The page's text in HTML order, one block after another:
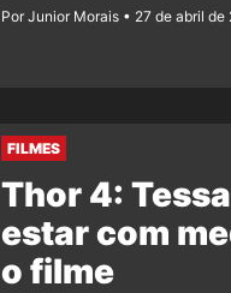
Por Junior Morais 27 de abril de
FILMES
Thor 4:
estar com
o filme